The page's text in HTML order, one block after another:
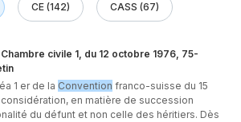
CE (142) CASS (67)
civile 1, du 12 octobre 1976, 75-
1 er de la Convention franco-suisse du 15
en matière de succession
du défunt et non celle des héritiers. Dès